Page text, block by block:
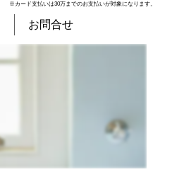
※カード支払いは30万までのお支払いが対象になります。
お問合せ